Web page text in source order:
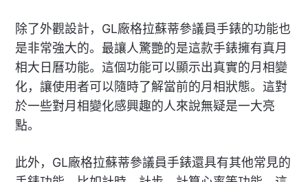
除了外觀設計，GL廠格拉蘇蒂參議員手錶的功能也
是非常強大的。最讓人驚艷的是這款手錶擁有真月
相大日曆功能。這個功能可以顯示出真實的月相變
化，讓使用者可以隨時了解當前的月相狀態。這對
於一些對月相變化感興趣的人來說無疑是一大亮
點。
此外，GL廠格拉蘇蒂參議員手錶還具有其他常見的